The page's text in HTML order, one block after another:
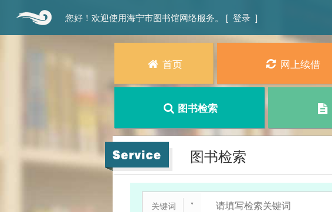
您好！欢迎使用海宁市图书馆网络服务。 [ 登录 ]
首页 网上续借
图书检索
图书检索
关键词